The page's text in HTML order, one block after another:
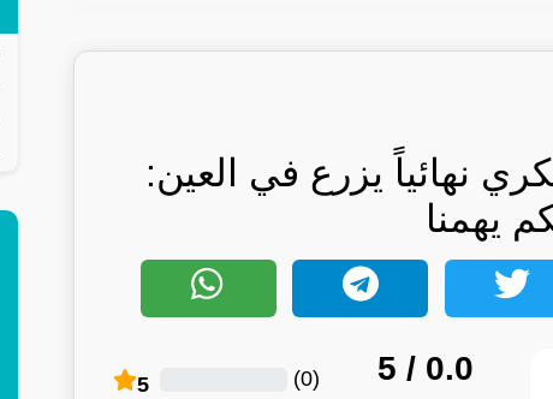
نهائياً يزرع في العين:
يهمنا
0.0
/ 5
5 (
0
)